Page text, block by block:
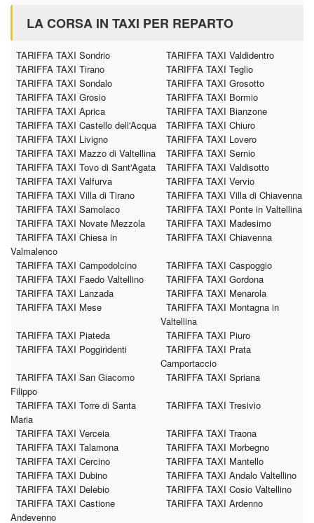
LA CORSA IN TAXI PER REPARTO
TARIFFA TAXI Sondrio
TARIFFA TAXI Valdidentro
TARIFFA TAXI Tirano
TARIFFA TAXI Teglio
TARIFFA TAXI Sondalo
TARIFFA TAXI Grosotto
TARIFFA TAXI Grosio
TARIFFA TAXI Bormio
TARIFFA TAXI Aprica
TARIFFA TAXI Bianzone
TARIFFA TAXI Castello dell'Acqua
TARIFFA TAXI Chiuro
TARIFFA TAXI Livigno
TARIFFA TAXI Lovero
TARIFFA TAXI Mazzo di Valtellina
TARIFFA TAXI Sernio
TARIFFA TAXI Tovo di Sant'Agata
TARIFFA TAXI Valdisotto
TARIFFA TAXI Valfurva
TARIFFA TAXI Vervio
TARIFFA TAXI Villa di Tirano
TARIFFA TAXI Villa di Chiavenna
TARIFFA TAXI Samolaco
TARIFFA TAXI Ponte in Valtellina
TARIFFA TAXI Novate Mezzola
TARIFFA TAXI Madesimo
TARIFFA TAXI Chiesa in
Valmalenco
TARIFFA TAXI Chiavenna
TARIFFA TAXI Campodolcino
TARIFFA TAXI Caspoggio
TARIFFA TAXI Faedo Valtellino
TARIFFA TAXI Gordona
TARIFFA TAXI Lanzada
TARIFFA TAXI Menarola
TARIFFA TAXI Mese
TARIFFA TAXI Montagna in
Valtellina
TARIFFA TAXI Piateda
TARIFFA TAXI Piuro
TARIFFA TAXI Poggiridenti
TARIFFA TAXI Prata
Camportaccio
TARIFFA TAXI San Giacomo
Filippo
TARIFFA TAXI Spriana
TARIFFA TAXI Torre di Santa
Maria
TARIFFA TAXI Tresivio
TARIFFA TAXI Verceia
TARIFFA TAXI Traona
TARIFFA TAXI Talamona
TARIFFA TAXI Morbegno
TARIFFA TAXI Cercino
TARIFFA TAXI Mantello
TARIFFA TAXI Dubino
TARIFFA TAXI Andalo Valtellino
TARIFFA TAXI Delebio
TARIFFA TAXI Cosio Valtellino
TARIFFA TAXI Castione
Andevenno
TARIFFA TAXI Ardenno